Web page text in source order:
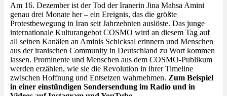
Am 16. Dezember ist der Tod der Iranerin Jina Mahsa Amini
genau drei Monate her – ein Ereignis, das die größte
Protestbewegung in Iran seit Jahrzehnten auslöste. Das junge
internationale Kulturangebot COSMO wird an diesem Tag auf
all seinen Kanälen an Aminis Schicksal erinnern und Menschen
aus der iranischen Community in Deutschland zu Wort kommen
lassen. Prominente und Menschen aus dem COSMO-Publikum
werden erzählen, wie sie die Revolution in ihrer Timeline
zwischen Hoffnung und Entsetzen wahrnehmen. Zum Beispiel
in einer einstündigen Sondersendung im Radio und in